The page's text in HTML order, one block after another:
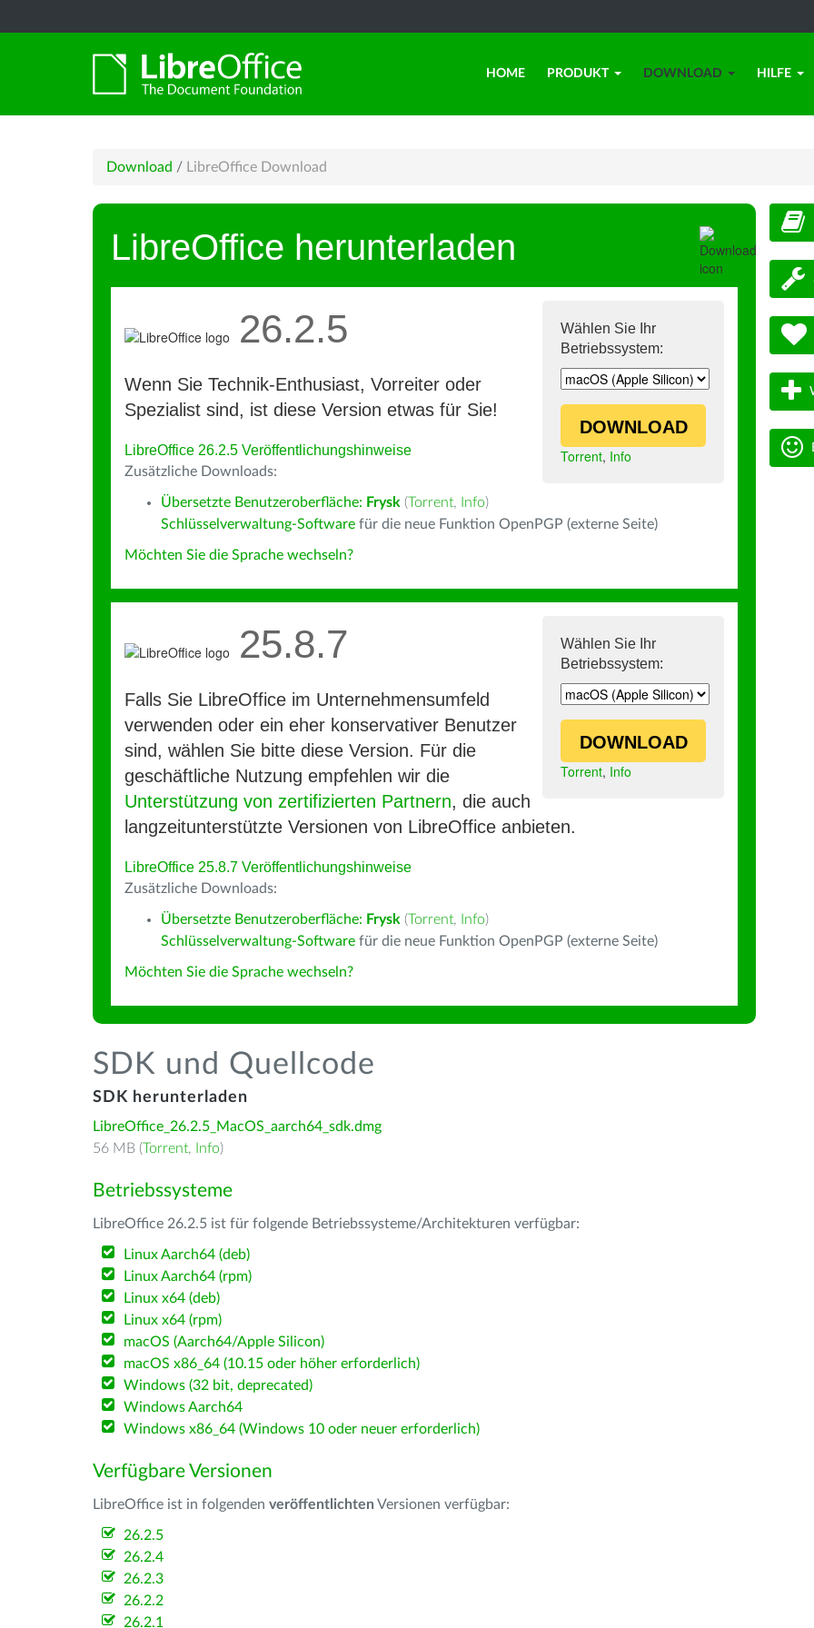
HOME PRODUKT DOWNLOAD HILFE
Download / LibreOffice Download
LibreOffice herunterladen
Wählen Sie Ihr
Betriebssystem:
DOWNLOAD
Torrent, Info
26.2.5
Wenn Sie Technik-Enthusiast, Vorreiter oder
Spezialist sind, ist diese Version etwas für Sie!
LibreOffice 26.2.5 Veröffentlichungshinweise
Zusätzliche Downloads:
Übersetzte Benutzeroberfläche: Frysk (Torrent, Info)
Schlüsselverwaltung-Software für die neue Funktion OpenPGP (externe Seite)
Möchten Sie die Sprache wechseln?
Wählen Sie Ihr
Betriebssystem:
DOWNLOAD
Torrent, Info
25.8.7
Falls Sie LibreOffice im Unternehmensumfeld
verwenden oder ein eher konservativer Benutzer
sind, wählen Sie bitte diese Version. Für die
geschäftliche Nutzung empfehlen wir die
Unterstützung von zertifizierten Partnern, die auch
langzeitunterstützte Versionen von LibreOffice anbieten.
LibreOffice 25.8.7 Veröffentlichungshinweise
Zusätzliche Downloads:
Übersetzte Benutzeroberfläche: Frysk (Torrent, Info)
Schlüsselverwaltung-Software für die neue Funktion OpenPGP (externe Seite)
Möchten Sie die Sprache wechseln?
SDK und Quellcode
SDK herunterladen
LibreOffice_26.2.5_MacOS_aarch64_sdk.dmg
56 MB (Torrent, Info)
Betriebssysteme
LibreOffice 26.2.5 ist für folgende Betriebssysteme/Architekturen verfügbar:
Linux Aarch64 (deb)
Linux Aarch64 (rpm)
Linux x64 (deb)
Linux x64 (rpm)
macOS (Aarch64/Apple Silicon)
macOS x86_64 (10.15 oder höher erforderlich)
Windows (32 bit, deprecated)
Windows Aarch64
Windows x86_64 (Windows 10 oder neuer erforderlich)
Verfügbare Versionen
LibreOffice ist in folgenden veröffentlichten Versionen verfügbar:
26.2.5
26.2.4
26.2.3
26.2.2
26.2.1